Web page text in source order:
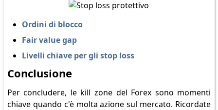
Ordini di blocco
Fair value gap
Livelli chiave per gli stop loss
Conclusione
Per concludere, le kill zone del Forex sono momenti
chiave quando c'è molta azione sul mercato. Ricordate